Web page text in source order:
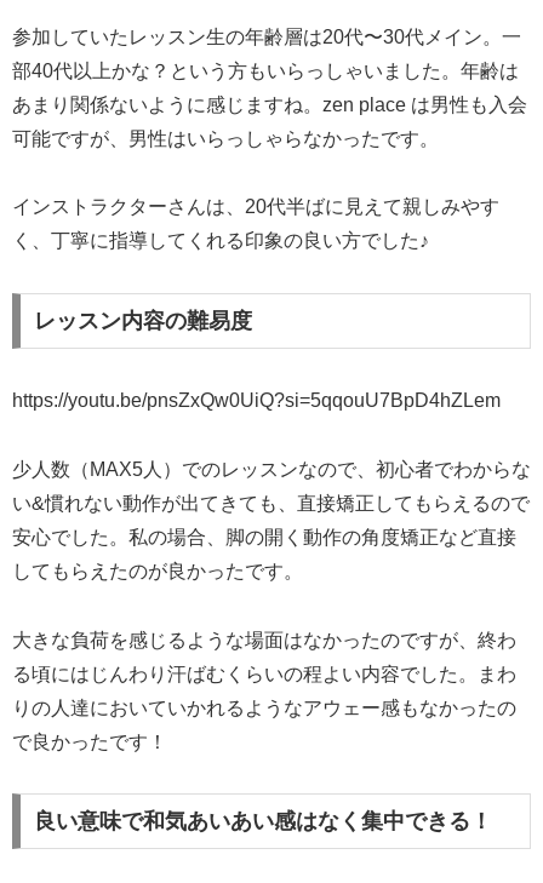
参加していたレッスン生の年齢層は20代〜30代メイン。一
部40代以上かな？という方もいらっしゃいました。年齢は
あまり関係ないように感じますね。zen place は男性も入会
可能ですが、男性はいらっしゃらなかったです。
インストラクターさんは、20代半ばに見えて親しみやす
く、丁寧に指導してくれる印象の良い方でした♪
レッスン内容の難易度
https://youtu.be/pnsZxQw0UiQ?si=5qqouU7BpD4hZLem
少人数（MAX5人）でのレッスンなので、初心者でわからな
い&慣れない動作が出てきても、直接矯正してもらえるので
安心でした。私の場合、脚の開く動作の角度矯正など直接
してもらえたのが良かったです。
大きな負荷を感じるような場面はなかったのですが、終わ
る頃にはじんわり汗ばむくらいの程よい内容でした。まわ
りの人達においていかれるようなアウェー感もなかったの
で良かったです！
良い意味で和気あいあい感はなく集中できる！